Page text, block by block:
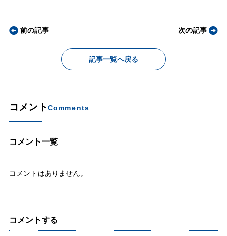
前の記事
記事一覧へ戻る
次の記事
コメントComments
コメント一覧
コメントはありません。
コメントする